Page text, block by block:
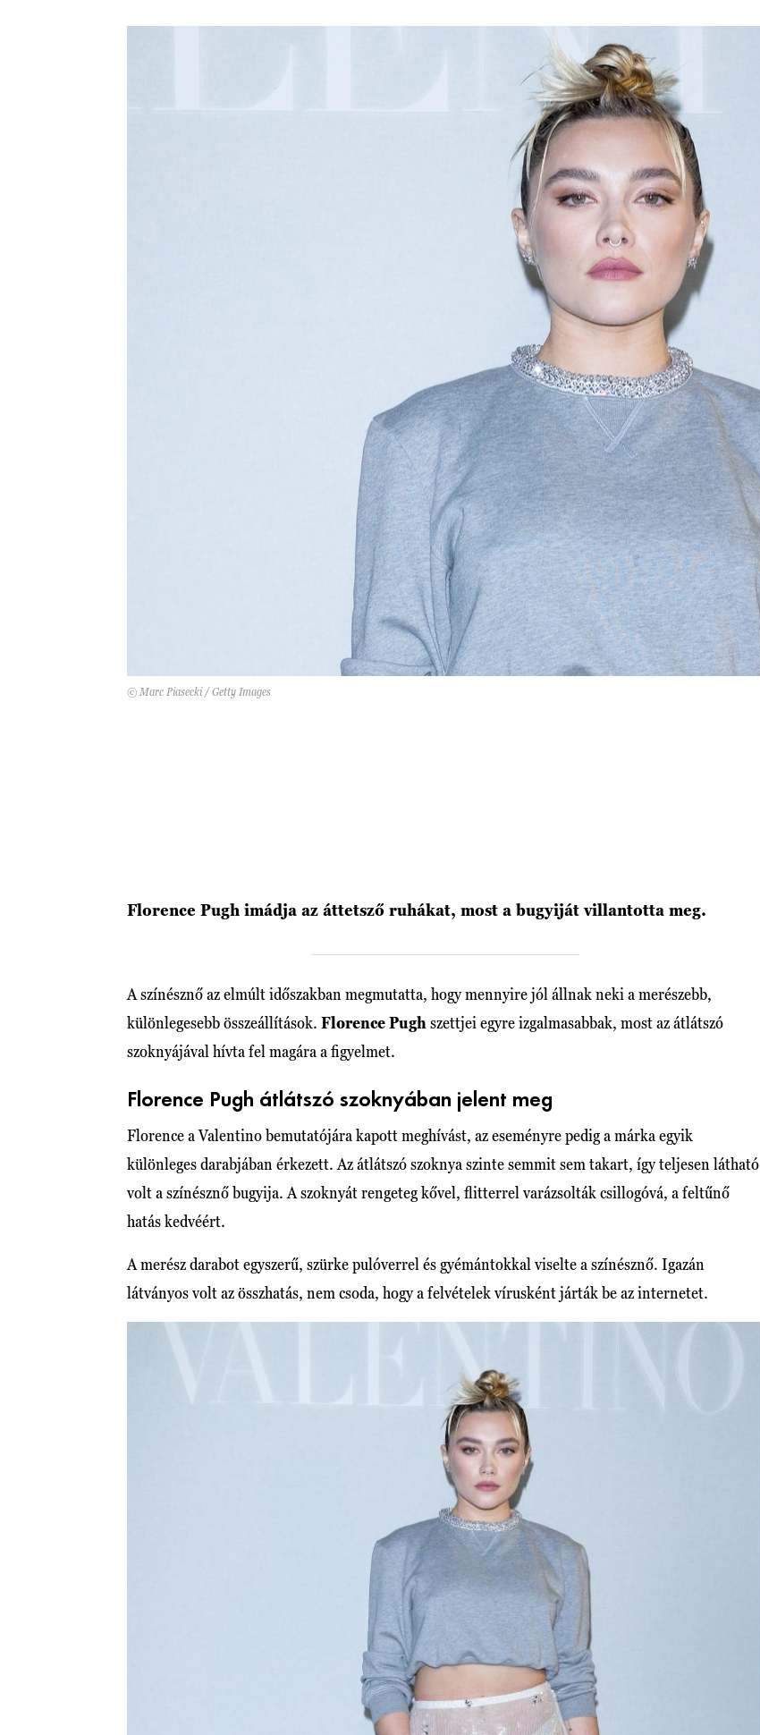
© Marc Piasecki / Getty Images
Florence Pugh imádja az áttetsző ruhákat, most a bugyiját villantotta meg.
A színésznő az elmúlt időszakban megmutatta, hogy mennyire jól állnak neki a merészebb,
különlegesebb összeállítások. Florence Pugh szettjei egyre izgalmasabbak, most az átlátszó
szoknyájával hívta fel magára a figyelmet.
Florence Pugh átlátszó szoknyában jelent meg
Florence a Valentino bemutatójára kapott meghívást, az eseményre pedig a márka egyik
különleges darabjában érkezett. Az átlátszó szoknya szinte semmit sem takart, így teljesen látható
volt a színésznő bugyija. A szoknyát rengeteg kővel, flitterrel varázsolták csillogóvá, a feltűnő
hatás kedvéért.
A merész darabot egyszerű, szürke pulóverrel és gyémántokkal viselte a színésznő. Igazán
látványos volt az összhatás, nem csoda, hogy a felvételek vírusként járták be az internetet.